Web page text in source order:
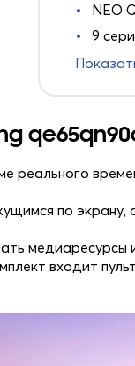
NEO
9
реального
по
медиаресурсы
входит